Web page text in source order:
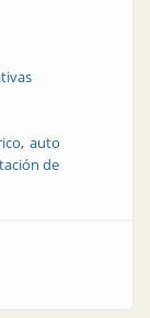
auto
de
eléctricos